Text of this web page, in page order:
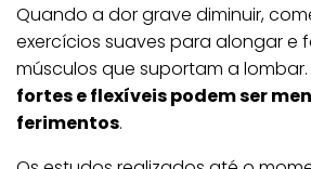
Quando a dor grave diminuir,
exercícios suaves para alongar e
músculos que suportam a lombar.
fortes e flexíveis podem ser
ferimentos.